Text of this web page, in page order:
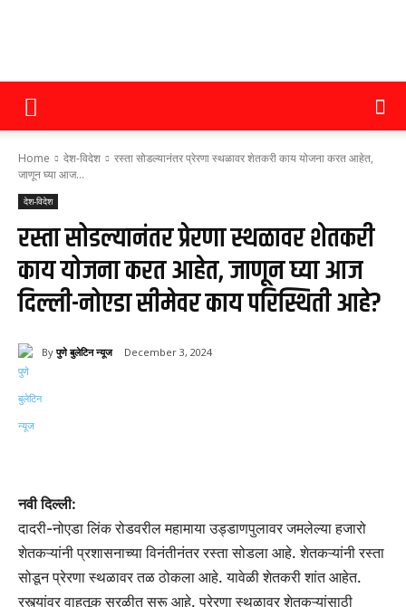
पुणे
बुलेटिन
न्यूज
Home देश-विदेश
रस्ता सोडल्यानंतर प्रेरणा स्थळावर शेतकरी काय योजना करत आहेत,
जाणून घ्या आज...
देश-विदेश
रस्ता सोडल्यानंतर प्रेरणा स्थळावर शेतकरी
काय योजना करत आहेत, जाणून घ्या आज
दिल्ली-नोएडा सीमेवर काय परिस्थिती आहे?
By पुणे बुलेटिन न्यूज December 3, 2024
नवी दिल्ली:
दादरी-नोएडा लिंक रोडवरील महामाया उड्डाणपुलावर जमलेल्या हजारो
शेतकऱ्यांनी प्रशासनाच्या विनंतीनंतर रस्ता सोडला आहे. शेतकऱ्यांनी रस्ता
सोडून प्रेरणा स्थळावर तळ ठोकला आहे. यावेळी शेतकरी शांत आहेत.
रस्त्यांवर वाहतूक सुरळीत सुरू आहे. प्रेरणा स्थळावर शेतकऱ्यांसाठी